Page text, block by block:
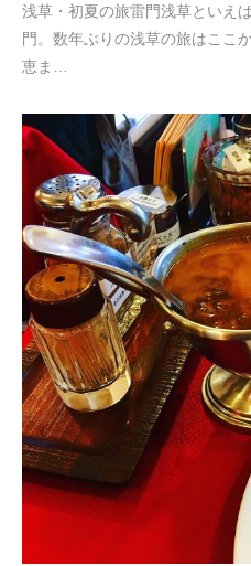
浅草・初夏の旅雷門浅草といえ
門。数年ぶりの浅草の旅はここ
恵ま…